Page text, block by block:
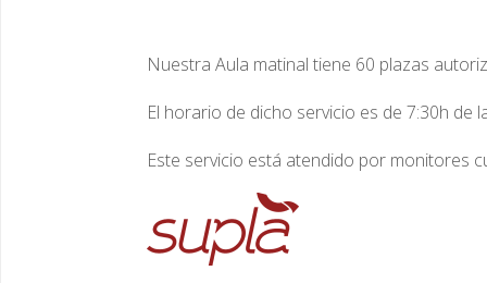
Nuestra Aula matinal tiene 60 plazas
El horario de dicho servicio es de 7:30h de
Este servicio está atendido por monitores